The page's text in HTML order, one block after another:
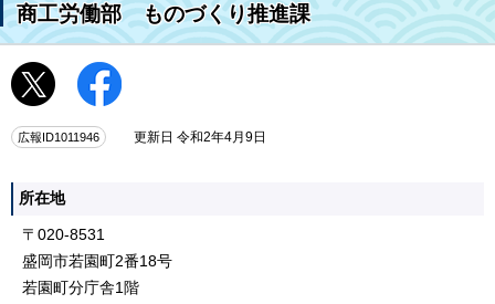
商工労働部 ものづくり推進課
広報ID1011946 更新日 令和2年4月9日
所在地
〒020-8531
盛岡市若園町2番18号
若園町分庁舎1階